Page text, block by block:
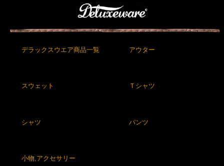
デラックスウエア商品一覧 アウター
スウェット Ｔシャツ
シャツ パンツ
小物,アクセサリー